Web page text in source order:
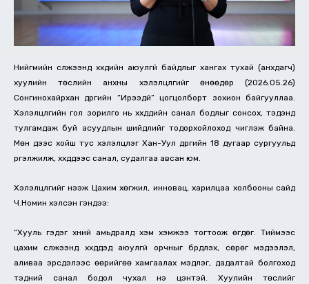
Нийгмийн сүлжээнд хүүхдийн аюулгүй байдлыг хангах тухай (анхдагч)
хуулийн төслийн анхны хэлэлцүүлгийг өнөөдөр (2026.05.26)
Сонгинохайрхан дүүргийн “Ирээдүй” цогцолборт зохион байгууллаа.
Хэлэлцүүлгийн гол зорилго нь хүүхдүүдийн санал бодлыг сонсох, тэдэнд
тулгамдаж буй асуудлын шийдлийг тодорхойлоход чиглэж байна.
Мөн үдээс хойш тус хэлэлцүүлэг Хан-Уул дүүргийн 18 дугаар сургуульд
үргэлжилж, хүүхдүүдээс санал, судалгаа авсан юм.
Хэлэлцүүлгийг нээж Цахим хөгжил, инновац, харилцаа холбооны сайд
Ч.Номин хэлсэн үгэндээ:
“Хууль гэдэг хүний амьдралд хэм хэмжээ тогтоож өгдөг. Тиймээс
цахим сүлжээнд хүүхдүүдэд аюулгүй орчныг бүрдүүлэх, сөрөг мэдээлэл,
аливаа эрсдэлээс өөрийгөө хамгаалах мэдлэг, дадалтай болгоход
тэдний санал бодол чухал үнэ цэнтэй. Хуулийн төслийг